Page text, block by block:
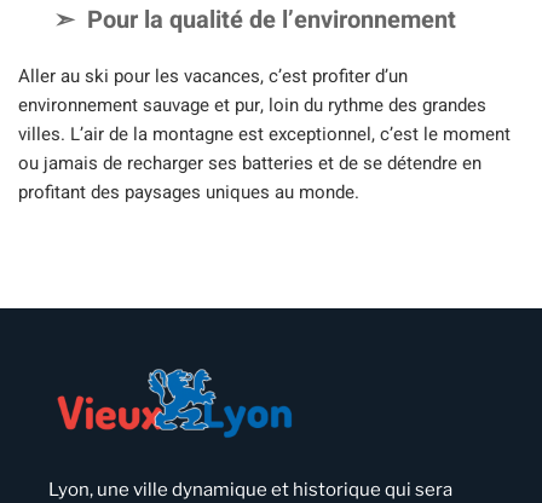
Pour la qualité de l’environnement
Aller au ski pour les vacances, c’est profiter d’un
environnement sauvage et pur, loin du rythme des grandes
villes. L’air de la montagne est exceptionnel, c’est le moment
ou jamais de recharger ses batteries et de se détendre en
profitant des paysages uniques au monde.
Lyon, une ville dynamique et historique qui sera